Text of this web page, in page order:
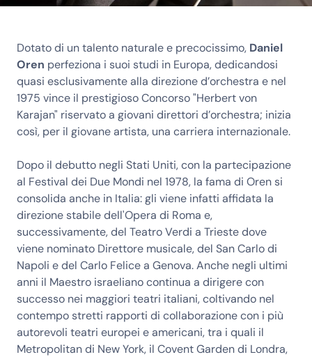
Dotato di un talento naturale e precocissimo, Daniel
Oren perfeziona i suoi studi in Europa, dedicandosi
quasi esclusivamente alla direzione d’orchestra e nel
1975 vince il prestigioso Concorso "Herbert von
Karajan" riservato a giovani direttori d’orchestra; inizia
così, per il giovane artista, una carriera internazionale.
Dopo il debutto negli Stati Uniti, con la partecipazione
al Festival dei Due Mondi nel 1978, la fama di Oren si
consolida anche in Italia: gli viene infatti affidata la
direzione stabile dell'Opera di Roma e,
successivamente, del Teatro Verdi a Trieste dove
viene nominato Direttore musicale, del San Carlo di
Napoli e del Carlo Felice a Genova. Anche negli ultimi
anni il Maestro israeliano continua a dirigere con
successo nei maggiori teatri italiani, coltivando nel
contempo stretti rapporti di collaborazione con i più
autorevoli teatri europei e americani, tra i quali il
Metropolitan di New York, il Covent Garden di Londra,